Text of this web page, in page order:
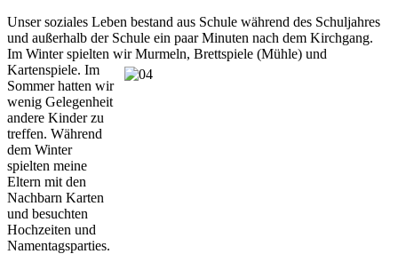
Unser soziales Leben bestand aus Schule während des Schuljahres
und außerhalb der Schule ein paar Minuten nach dem Kirchgang.
Im Winter spielten wir Murmeln, Brettspiele (Mühle) und
Kartenspiele. Im
Sommer hatten wir
wenig Gelegenheit
andere Kinder zu
treffen. Während
dem Winter
spielten meine
Eltern mit den
Nachbarn Karten
und besuchten
Hochzeiten und
Namentagsparties.